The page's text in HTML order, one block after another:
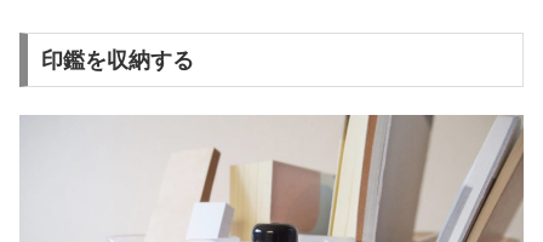
印鑑を収納する